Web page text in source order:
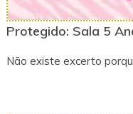
Protegido: Sala 5
Não existe excerto